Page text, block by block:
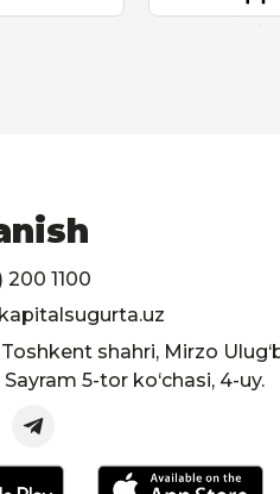
200 1100
Toshkent shahri, Mirzo
5-tor ko‘chasi, 4-uy.